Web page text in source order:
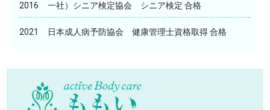
2016 一社）シニア検定協会 シニア検定 合格
2021 日本成人病予防協会 健康管理士資格取得 合格